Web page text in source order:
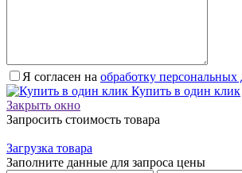
Я согласен на обработку
Купить в один клик
Закрыть окно
Запросить стоимость товара
Загрузка товара
Заполните данные для запроса цены